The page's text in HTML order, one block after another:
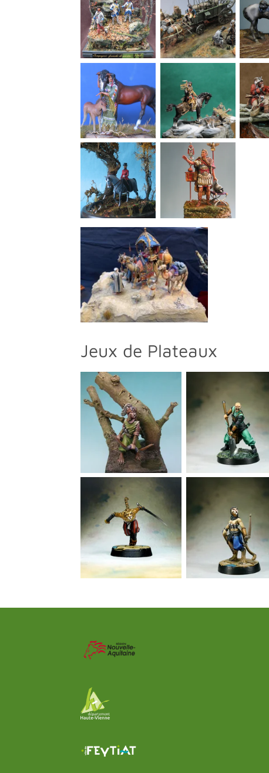
Jeux de Plateaux